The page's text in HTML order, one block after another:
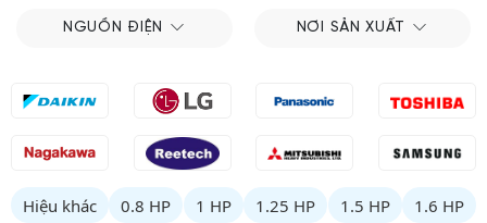
NGUỒN ĐIỆN NƠI SẢN XUẤT
Hiệu khác 0.8 HP 1 HP 1.25 HP 1.5 HP 1.6 HP